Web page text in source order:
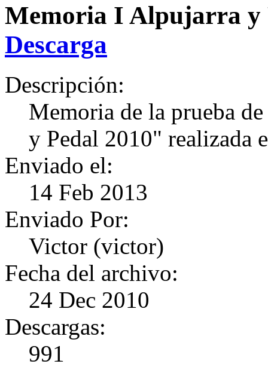
Memoria I Alpujarra y
Descarga
Descripción:
Memoria de la prueba
y Pedal 2010" realizada
Enviado el:
14 Feb 2013
Enviado Por:
Victor (victor)
Fecha del archivo:
24 Dec 2010
Descargas:
991